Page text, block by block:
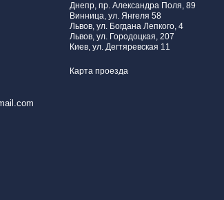
Днепр, пр. Александра Поля, 89
Винница, ул. Янгеля 58
Львов, ул. Богдана Лепкого, 4
Львов, ул. Городоцкая, 207
Киев, ул. Дегтяревская 11
Карта проезда